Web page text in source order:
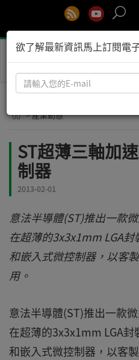
> 產業動態
ST超薄三軸加
制器
2013-02-01
意法半導體(ST)推出一款
在超薄的3x3x1mm LGA
和嵌入式微控制器，以客
用。
意法半導體(ST)推出一款
在超薄的3x3x1mm LGA
和嵌入式微控制器，以客
欲了解最新資訊馬上訂閱電
請
輸
您
E-
mail